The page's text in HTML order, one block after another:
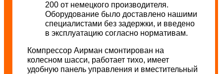
200 от немецкого производителя.
Оборудование было доставлено нашими
специалистами без задержки, и введено
в эксплуатацию согласно нормативам.
Компрессор Аирман смонтирован на
колесном шасси, работает тихо, имеет
удобную панель управления и вместительный